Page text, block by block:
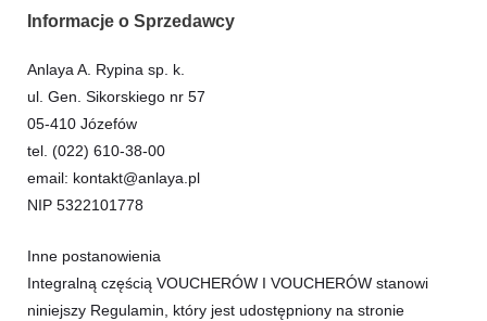
Informacje o Sprzedawcy
Anlaya A. Rypina sp. k.
ul. Gen. Sikorskiego nr 57
05-410 Józefów
tel. (022) 610-38-00
email: kontakt@anlaya.pl
NIP 5322101778
Inne postanowienia
Integralną częścią VOUCHERÓW I VOUCHERÓW stanowi
niniejszy Regulamin, który jest udostępniony na stronie